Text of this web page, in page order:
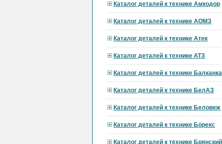
Каталог деталей к технике Амкодор
Каталог деталей к технике АОМЗ
Каталог деталей к технике Атек
Каталог деталей к технике АТЗ
Каталог деталей к технике
Каталог деталей к технике БелАЗ
Каталог деталей к технике Беловеж
Каталог деталей к технике Борекс
Каталог деталей к технике